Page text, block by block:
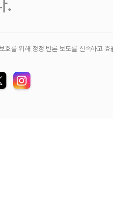
호를 위해 정정‧반론 보도를 신속하고